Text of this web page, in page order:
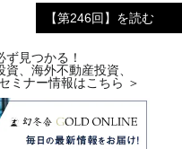
【第246回】を読む
見つかる！
、海外不動産投資、
ミナー情報はこちら ＞